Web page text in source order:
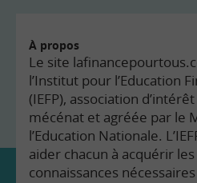
À propos
Le site
l’Institut pour l’Education
(IEFP), association
mécénat et agréée par le
l’Education Nationale.
aider chacun à acquérir
connaissances